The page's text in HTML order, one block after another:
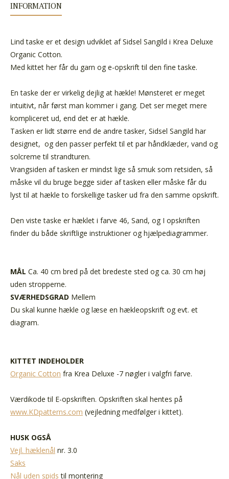
INFORMATION
Lind taske er et design udviklet af Sidsel Sangild i Krea Deluxe
Organic Cotton.
Med kittet her får du garn og e-opskrift til den fine taske.
En taske der er virkelig dejlig at hækle! Mønsteret er meget
intuitivt, når først man kommer i gang. Det ser meget mere
kompliceret ud, end det er at hækle.
Tasken er lidt større end de andre tasker, Sidsel Sangild har
designet, og den passer perfekt til et par håndklæder, vand og
solcreme til strandturen.
Vrangsiden af tasken er mindst lige så smuk som retsiden, så
måske vil du bruge begge sider af tasken eller måske får du
lyst til at hækle to forskellige tasker ud fra den samme opskrift.
Den viste taske er hæklet i farve 46, Sand, og I opskriften
finder du både skriftlige instruktioner og hjælpediagrammer.
MÅL Ca. 40 cm bred på det bredeste sted og ca. 30 cm høj
uden stropperne.
SVÆRHEDSGRAD Mellem
Du skal kunne hækle og læse en hækleopskrift og evt. et
diagram.
KITTET INDEHOLDER
Organic Cotton fra Krea Deluxe -7 nøgler i valgfri farve.
Værdikode til E-opskriften. Opskriften skal hentes på
www.KDpatterns.com (vejledning medfølger i kittet).
HUSK OGSÅ
Vejl. hæklenål nr. 3.0
Saks
Nål uden spids til montering